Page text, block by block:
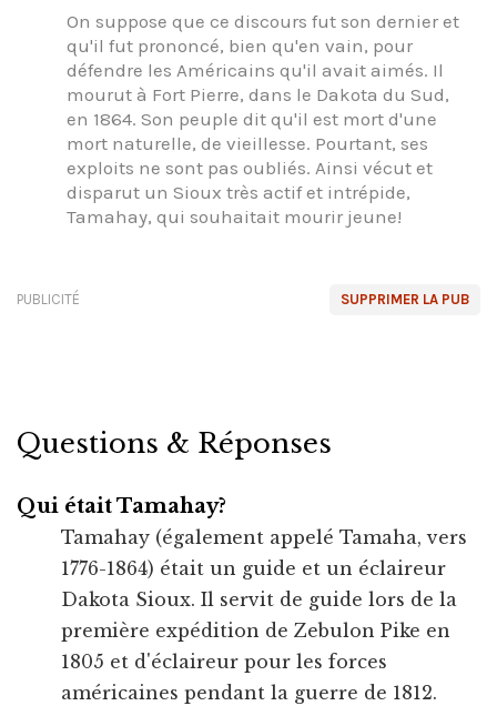
On suppose que ce discours fut son dernier et
qu'il fut prononcé, bien qu'en vain, pour
défendre les Américains qu'il avait aimés. Il
mourut à Fort Pierre, dans le Dakota du Sud,
en 1864. Son peuple dit qu'il est mort d'une
mort naturelle, de vieillesse. Pourtant, ses
exploits ne sont pas oubliés. Ainsi vécut et
disparut un Sioux très actif et intrépide,
Tamahay, qui souhaitait mourir jeune!
SUPPRIMER LA PUB
PUBLICITÉ
Questions & Réponses
Qui était Tamahay?
Tamahay (également appelé Tamaha, vers
1776-1864) était un guide et un éclaireur
Dakota Sioux. Il servit de guide lors de la
première expédition de Zebulon Pike en
1805 et d'éclaireur pour les forces
américaines pendant la guerre de 1812.